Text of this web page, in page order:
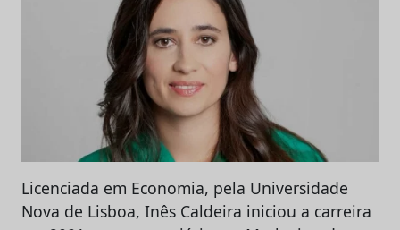
Licenciada em Economia, pela Universidade
Nova de Lisboa, Inês Caldeira iniciou a carreira